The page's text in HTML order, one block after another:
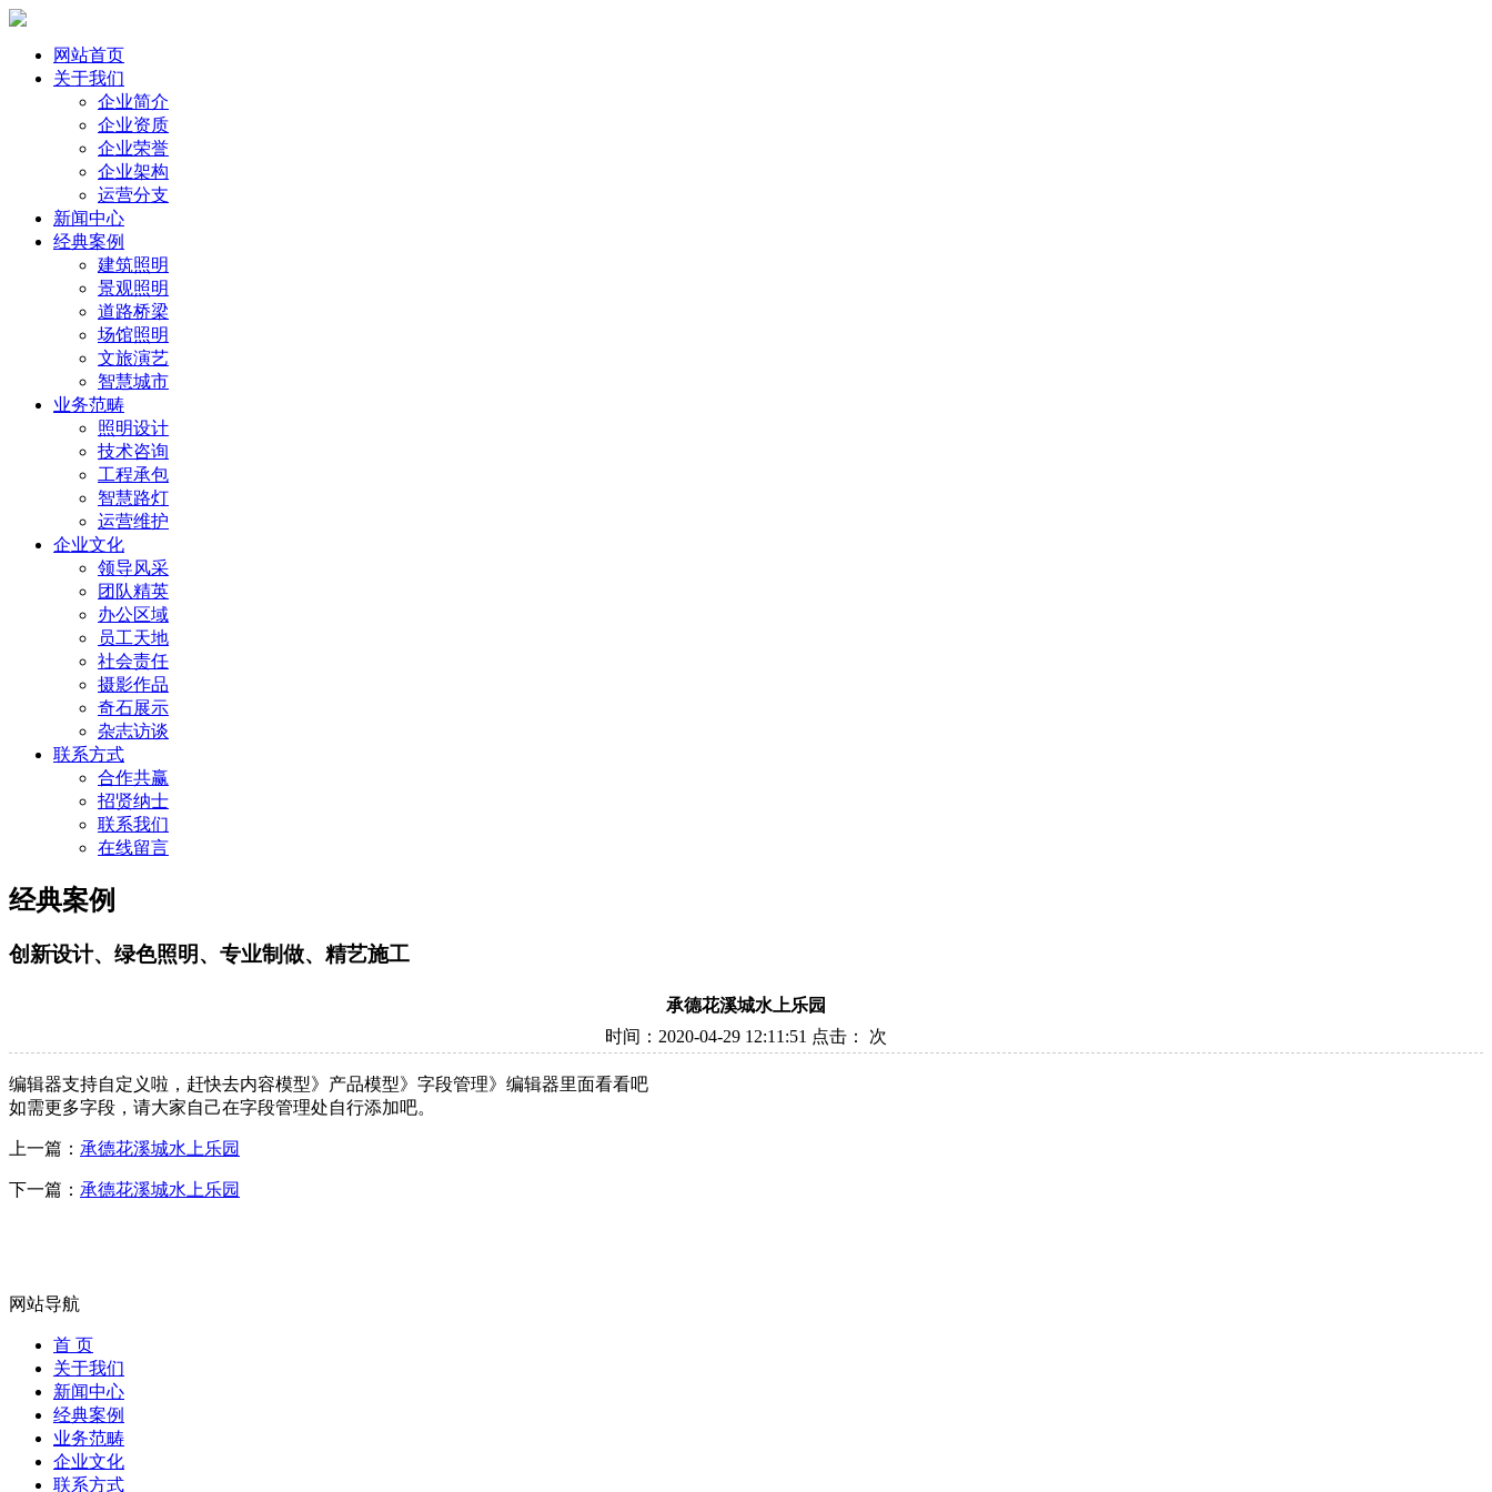
网站首页
关于我们
企业简介
企业资质
企业荣誉
企业架构
运营分支
新闻中心
经典案例
建筑照明
景观照明
道路桥梁
场馆照明
文旅演艺
智慧城市
业务范畴
照明设计
技术咨询
工程承包
智慧路灯
运营维护
企业文化
领导风采
团队精英
办公区域
员工天地
社会责任
摄影作品
奇石展示
杂志访谈
联系方式
合作共赢
招贤纳士
联系我们
在线留言
经典案例
创新设计、绿色照明、专业制做、精艺施工
承德花溪城水上乐园
时间：2020-04-29 12:11:51 点击： 次
编辑器支持自定义啦，赶快去内容模型》产品模型》字段管理》编辑器里面看看吧
如需更多字段，请大家自己在字段管理处自行添加吧。
上一篇： 承德花溪城水上乐园
下一篇： 承德花溪城水上乐园
网站导航
首 页
关于我们
新闻中心
经典案例
业务范畴
企业文化
联系方式